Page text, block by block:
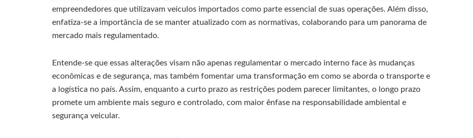
empreendedores que utilizavam veículos importados como parte essencial de suas operações. Além disso,
enfatiza-se a importância de se manter atualizado com as normativas, colaborando para um panorama de
mercado mais regulamentado.
Entende-se que essas alterações visam não apenas regulamentar o mercado interno face às mudanças
econômicas e de segurança, mas também fomentar uma transformação em como se aborda o transporte e
a logística no país. Assim, enquanto a curto prazo as restrições podem parecer limitantes, o longo prazo
promete um ambiente mais seguro e controlado, com maior ênfase na responsabilidade ambiental e
segurança veicular.